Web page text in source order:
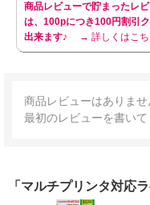
商品レビューで貯まったレ
は、100pにつき100円割引
出来ます♪
→ 詳しくはこち
商品レビューはありませ
最初のレビューを書いて
「マルチプリンタ対応